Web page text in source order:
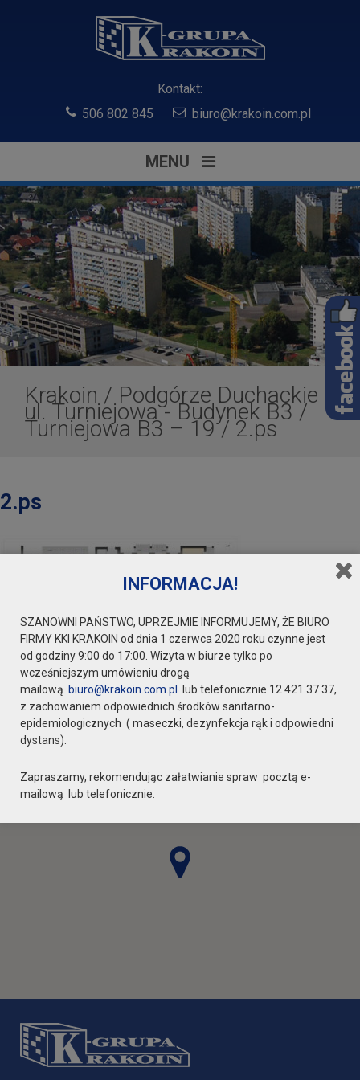
Kontakt:
506 802 845
biuro@krakoin.com.pl
MENU
Krakoin / Podgórze Duchackie -
ul. Turniejowa - Budynek B3/
Turniejowa B3 – 19/2.ps
2.ps
INFORMACJA!
SZANOWNI PAŃSTWO, UPRZEJMIE INFORMUJEMY, ŻE BIURO
FIRMY KKI KRAKOIN od dnia 1 czerwca 2020 roku czynne jest
od godziny 9:00 do 17:00. Wizyta w biurze tylko po
wcześniejszym umówieniu drogą
mailową biuro@krakoin.com.pl
lub telefonicznie 12 421 37 37,
z zachowaniem odpowiednich środków sanitarno-
epidemiologicznych ( maseczki, dezynfekcja rąk i odpowiedni
dystans).
Zapraszamy, rekomendując załatwianie spraw pocztą e-
mailową lub telefonicznie.